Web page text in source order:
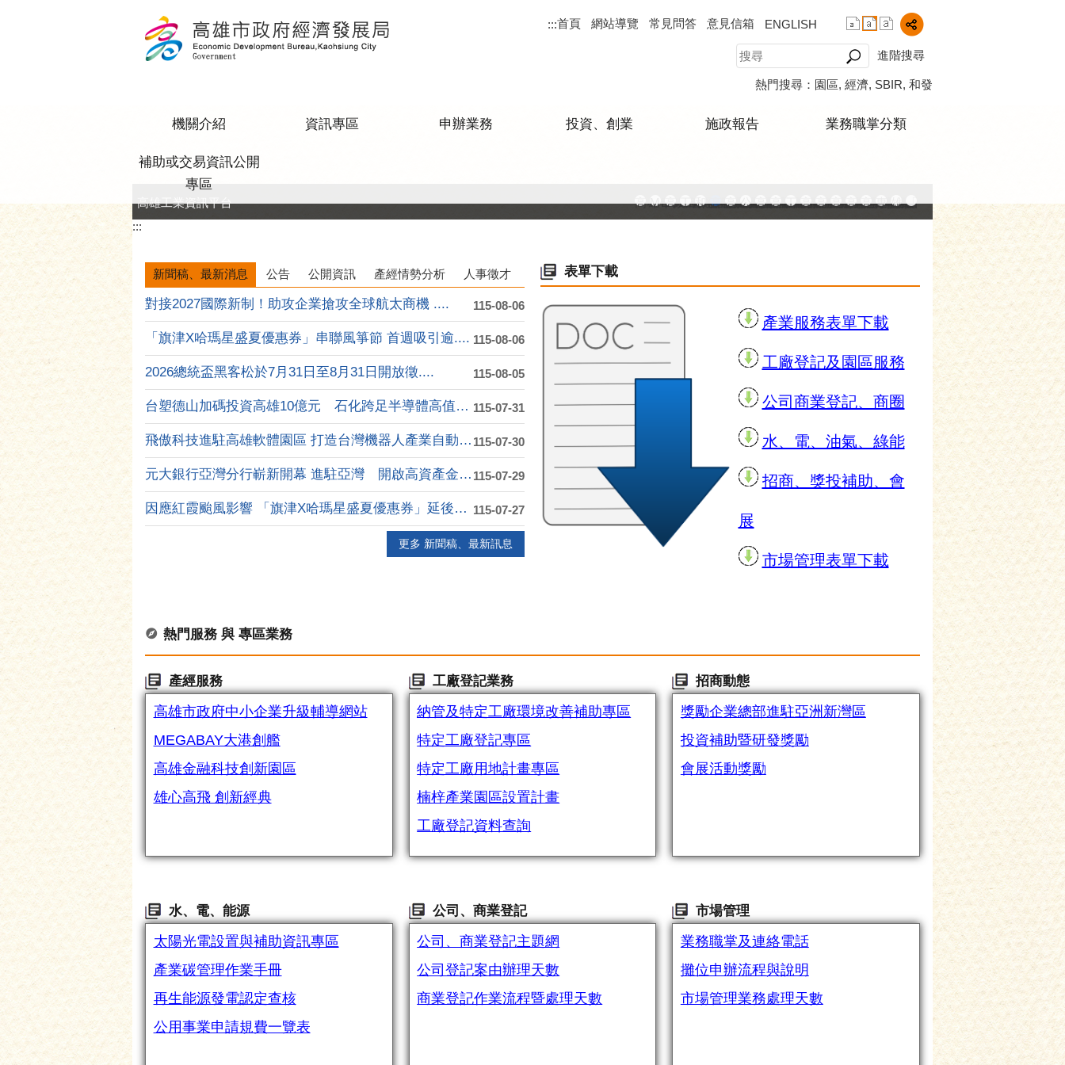
:::首頁 網站導覽 常見問答 意見信箱 ENGLISH
進階搜尋
熱門搜尋： 園區 經濟 SBIR 和發
機關介紹 資訊專區 申辦業務 投資、創業 施政報告 業務職掌分類
補助或交易資訊公開
專區
高雄市政府中小企業升級輔導網站
MEGABAY大港創艦
高雄金融科技創新園區
工廠登記線上申辦系統
和發產業園區
高雄工業資訊平台
高雄本洲產業園區服務中心
公司、商業登記主題網
高雄市友善商家
高雄市政府經濟發展局-工業管線查詢系統
工業管線防災教育資訊網
高雄市綠能管理資訊整合系統平台 - 綠能資訊
高雄市綠能管理資訊整合系統平台 -
高雄淨零商轉服務平台
高雄招商網
高雄會展網
專刊『雄心.大誌』
雄心高飛 創新經典
「我的E政府」入口網
高雄工業資訊平台
:::
新聞稿、最新消息 公告 公開資訊 產經情勢分析 人事徵才
115-08-06
對接2027國際新制！助攻企業搶攻全球航太商機 ....
115-08-06
「旗津X哈瑪星盛夏優惠券」串聯風箏節 首週吸引逾....
115-08-05
2026總統盃黑客松於7月31日至8月31日開放徵....
115-07-31
台塑德山加碼投資高雄10億元 石化跨足半導體高值化....
115-07-30
飛傲科技進駐高雄軟體園區 打造台灣機器人產業自動化....
115-07-29
元大銀行亞灣分行嶄新開幕 進駐亞灣 開啟高資產金融....
115-07-27
因應紅霞颱風影響 「旗津X哈瑪星盛夏優惠券」延後至....
更多 新聞稿、最新訊息
表單下載
產業服務表單下載
工廠登記及園區服務
公司商業登記、商圈
水、電、油氣、綠能
招商、獎投補助、會
展
市場管理表單下載
熱門服務 與 專區業務
產經服務
高雄市政府中小企業升級輔導網站
MEGABAY大港創艦
高雄金融科技創新園區
雄心高飛 創新經典
工廠登記業務
納管及特定工廠環境改善補助專區
特定工廠登記專區
特定工廠用地計畫專區
楠梓產業園區設置計畫
工廠登記資料查詢
招商動態
獎勵企業總部進駐亞洲新灣區
投資補助暨研發獎勵
會展活動獎勵
水、電、能源
太陽光電設置與補助資訊專區
產業碳管理作業手冊
再生能源發電認定查核
公用事業申請規費一覽表
公司、商業登記
公司、商業登記主題網
公司登記案由辦理天數
商業登記作業流程暨處理天數
市場管理
業務職掌及連絡電話
攤位申辦流程與說明
市場管理業務處理天數